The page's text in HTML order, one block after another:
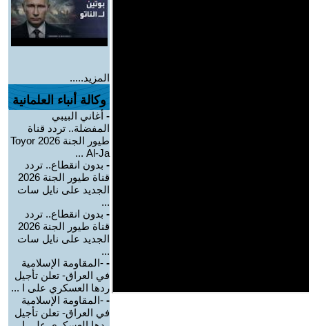
المزيد.....
وكالة أنباء العلمانية
- أغاني البيبي
المفضلة.. تردد قناة
طيور الجنة 2026 Toyor
Al-Ja ...
- بدون انقطاع.. تردد
قناة طيور الجنة 2026
الجديد على نايل سات
...
- بدون انقطاع.. تردد
قناة طيور الجنة 2026
الجديد على نايل سات
...
- -المقاومة الإسلامية
في العراق- تعلن تأجيل
ردها العسكري على ا ...
- -المقاومة الإسلامية
في العراق- تعلن تأجيل